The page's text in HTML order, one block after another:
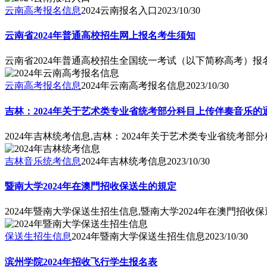
云南高考报名信息2024云南报名入口2023/10/30
云南省2024年普通高校招生网上报名考生须知
云南省2024年普通高校招生全国统一考试（以下简称高考）
云南高考报名信息2024年云南高考报名信息2023/10/30
吉林：2024年关于艺术类专业省统考部分科目上传伴奏音乐的
2024年吉林统考信息,吉林：2024年关于艺术类专业省统考部
吉林音乐统考信息2024年吉林统考信息2023/10/30
暨南大学2024年在澳門招收保送生的規定
2024年暨南大学保送生招生信息,暨南大学2024年在澳門招收
保送生招生信息2024年暨南大学保送生招生信息2023/10/30
滨州学院2024年招收飞行学生报名表